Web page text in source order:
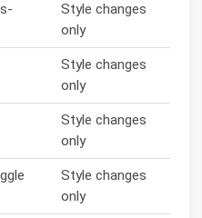
Style changes
only
Style changes
only
Style changes
only
Style changes
only